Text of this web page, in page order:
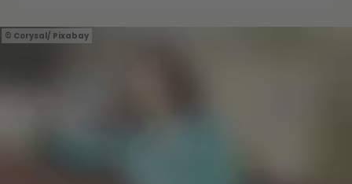
Corysal/ Pixabay